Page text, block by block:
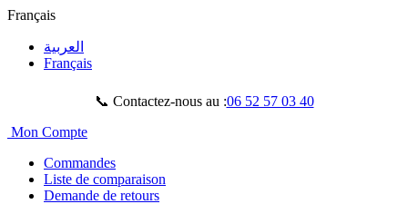
Français
العربية
Français
📞 Contactez-nous au :06 52 57 03 40
Mon Compte
Commandes
Liste de comparaison
Demande de retours